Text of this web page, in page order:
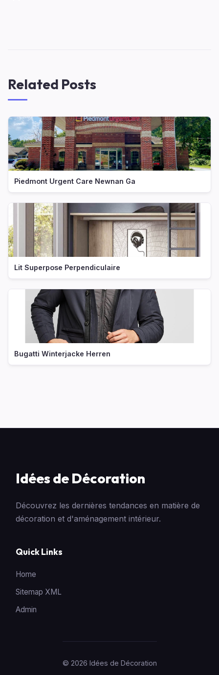
Related Posts
Piedmont Urgent Care Newnan Ga
Lit Superpose Perpendiculaire
Bugatti Winterjacke Herren
Idées de Décoration
Découvrez les dernières tendances en matière de
décoration et d'aménagement intérieur.
Quick Links
Home
Sitemap XML
Admin
© 2026 Idées de Décoration